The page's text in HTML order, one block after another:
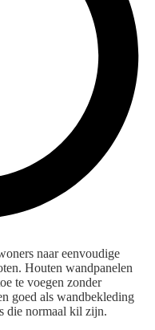
naar eenvoudige
Houten wandpanelen
te voegen zonder
goed als wandbekleding
die normaal kil zijn.